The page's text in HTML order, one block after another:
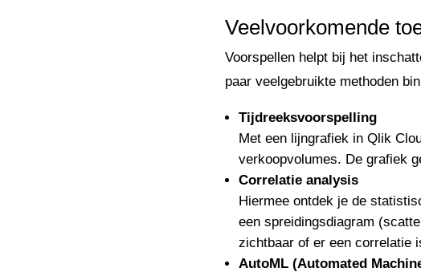
Veelvoorkomende
Voorspellen helpt bij het
paar veelgebruikte methoden
Tijdreeksvoorspelling
Met een lijngrafiek in Qlik
verkoopvolumes. De grafiek
Correlatie analysis
Hiermee ontdek je de
een spreidingsdiagram
zichtbaar of er een correlatie
AutoML (Automated